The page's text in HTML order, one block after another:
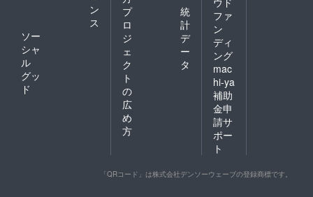
ン
ス
ソー
シャ
ル
グッ
ド
プ
ロ
ジ
ェ
ク
ト
の
広
め
方
統
計
デ
ー
タ
ファ
ン
ディ
ング
mac
hi-ya
補助
金申
請サ
ポー
ト
「QRコード」は株式会社デンソーウェーブの登録商標です。